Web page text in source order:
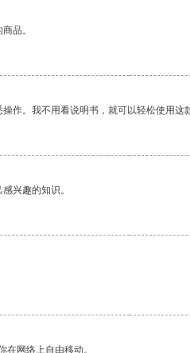
品。
作。我不用看说明书，就可以轻松使用这
兴趣的知识。
网络上自由移动。